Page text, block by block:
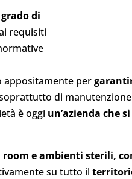
di
requisiti
appositamente per
di
è oggi un’azienda che
e ambienti sterili,
su tutto il